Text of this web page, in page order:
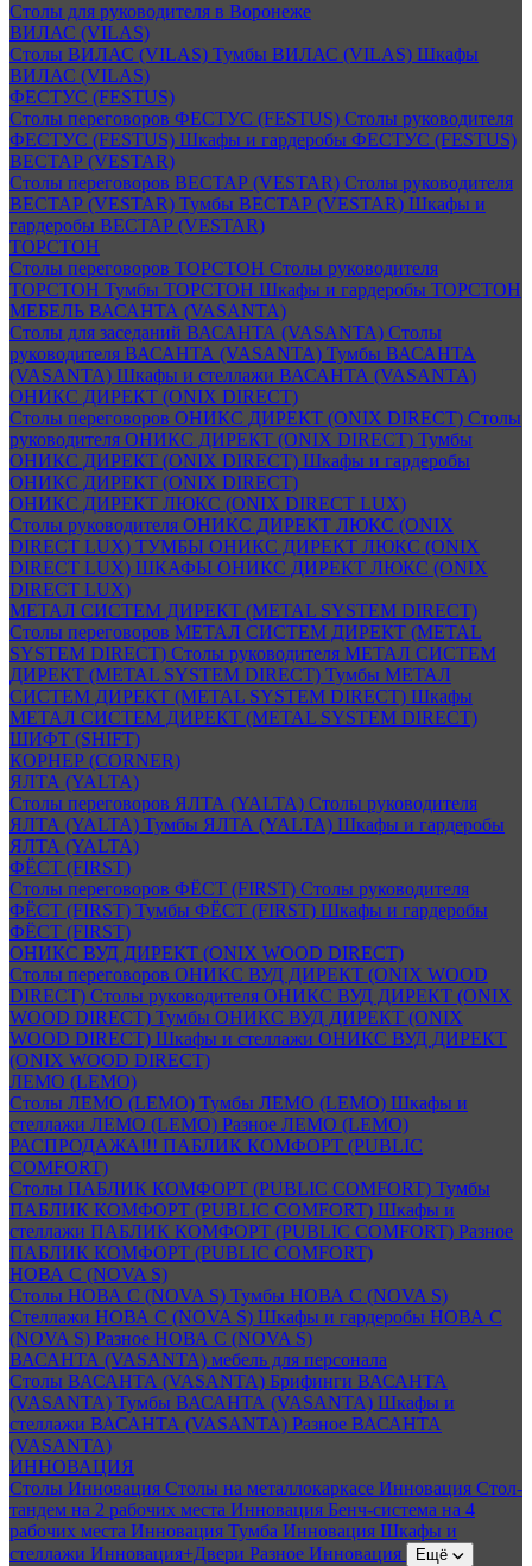
Столы для руководителя в Воронеже
ВИЛАС (VILAS)
Столы ВИЛАС (VILAS) Тумбы ВИЛАС (VILAS) Шкафы
ВИЛАС (VILAS)
ФЕСТУС (FESTUS)
Столы переговоров ФЕСТУС (FESTUS) Столы руководителя
ФЕСТУС (FESTUS) Шкафы и гардеробы ФЕСТУС (FESTUS)
ВЕСТАР (VESTAR)
Столы переговоров ВЕСТАР (VESTAR) Столы руководителя
ВЕСТАР (VESTAR) Тумбы ВЕСТАР (VESTAR) Шкафы и
гардеробы ВЕСТАР (VESTAR)
ТОРСТОН
Столы переговоров ТОРСТОН Столы руководителя
ТОРСТОН Тумбы ТОРСТОН Шкафы и гардеробы ТОРСТОН
МЕБЕЛЬ ВАСАНТА (VASANTA)
Столы для заседаний ВАСАНТА (VASANTA) Столы
руководителя ВАСАНТА (VASANTA) Тумбы ВАСАНТА
(VASANTA) Шкафы и стеллажи ВАСАНТА (VASANTA)
ОНИКС ДИРЕКТ (ONIX DIRECT)
Столы переговоров ОНИКС ДИРЕКТ (ONIX DIRECT) Столы
руководителя ОНИКС ДИРЕКТ (ONIX DIRECT) Тумбы
ОНИКС ДИРЕКТ (ONIX DIRECT) Шкафы и гардеробы
ОНИКС ДИРЕКТ (ONIX DIRECT)
ОНИКС ДИРЕКТ ЛЮКС (ONIX DIRECT LUX)
Столы руководителя ОНИКС ДИРЕКТ ЛЮКС (ONIX
DIRECT LUX) ТУМБЫ ОНИКС ДИРЕКТ ЛЮКС (ONIX
DIRECT LUX) ШКАФЫ ОНИКС ДИРЕКТ ЛЮКС (ONIX
DIRECT LUX)
МЕТАЛ СИСТЕМ ДИРЕКТ (METAL SYSTEM DIRECT)
Столы переговоров МЕТАЛ СИСТЕМ ДИРЕКТ (METAL
SYSTEM DIRECT) Столы руководителя МЕТАЛ СИСТЕМ
ДИРЕКТ (METAL SYSTEM DIRECT) Тумбы МЕТАЛ
СИСТЕМ ДИРЕКТ (METAL SYSTEM DIRECT) Шкафы
МЕТАЛ СИСТЕМ ДИРЕКТ (METAL SYSTEM DIRECT)
ШИФТ (SHIFT)
КОРНЕР (CORNER)
ЯЛТА (YALTA)
Столы переговоров ЯЛТА (YALTA) Столы руководителя
ЯЛТА (YALTA) Тумбы ЯЛТА (YALTA) Шкафы и гардеробы
ЯЛТА (YALTA)
ФЁСТ (FIRST)
Столы переговоров ФЁСТ (FIRST) Столы руководителя
ФЁСТ (FIRST) Тумбы ФЁСТ (FIRST) Шкафы и гардеробы
ФЁСТ (FIRST)
ОНИКС ВУД ДИРЕКТ (ONIX WOOD DIRECT)
Столы переговоров ОНИКС ВУД ДИРЕКТ (ONIX WOOD
DIRECT) Столы руководителя ОНИКС ВУД ДИРЕКТ (ONIX
WOOD DIRECT) Тумбы ОНИКС ВУД ДИРЕКТ (ONIX
WOOD DIRECT) Шкафы и стеллажи ОНИКС ВУД ДИРЕКТ
(ONIX WOOD DIRECT)
ЛЕМО (LEMO)
Столы ЛЕМО (LEMO) Тумбы ЛЕМО (LEMO) Шкафы и
стеллажи ЛЕМО (LEMO) Разное ЛЕМО (LEMO)
РАСПРОДАЖА!!! ПАБЛИК КОМФОРТ (PUBLIC
COMFORT)
Столы ПАБЛИК КОМФОРТ (PUBLIC COMFORT) Тумбы
ПАБЛИК КОМФОРТ (PUBLIC COMFORT) Шкафы и
стеллажи ПАБЛИК КОМФОРТ (PUBLIC COMFORT) Разное
ПАБЛИК КОМФОРТ (PUBLIC COMFORT)
НОВА С (NOVA S)
Столы НОВА С (NOVA S) Тумбы НОВА С (NOVA S)
Стеллажи НОВА С (NOVA S) Шкафы и гардеробы НОВА С
(NOVA S) Разное НОВА С (NOVA S)
ВАСАНТА (VASANTA) мебель для персонала
Столы ВАСАНТА (VASANTA) Брифинги ВАСАНТА
(VASANTA) Тумбы ВАСАНТА (VASANTA) Шкафы и
стеллажи ВАСАНТА (VASANTA) Разное ВАСАНТА
(VASANTA)
ИННОВАЦИЯ
Столы Инновация Столы на металлокаркасе Инновация Стол-
тандем на 2 рабочих места Инновация Бенч-система на 4
рабочих места Инновация Тумба Инновация Шкафы и
стеллажи Инновация+Двери Разное Инновация Ещё